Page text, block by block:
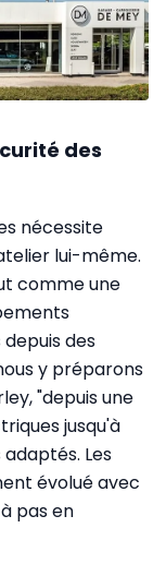
des
nécessite
lui-même.
comme une
des
y préparons
"depuis une
jusqu'à
Les
évolué avec
pas en